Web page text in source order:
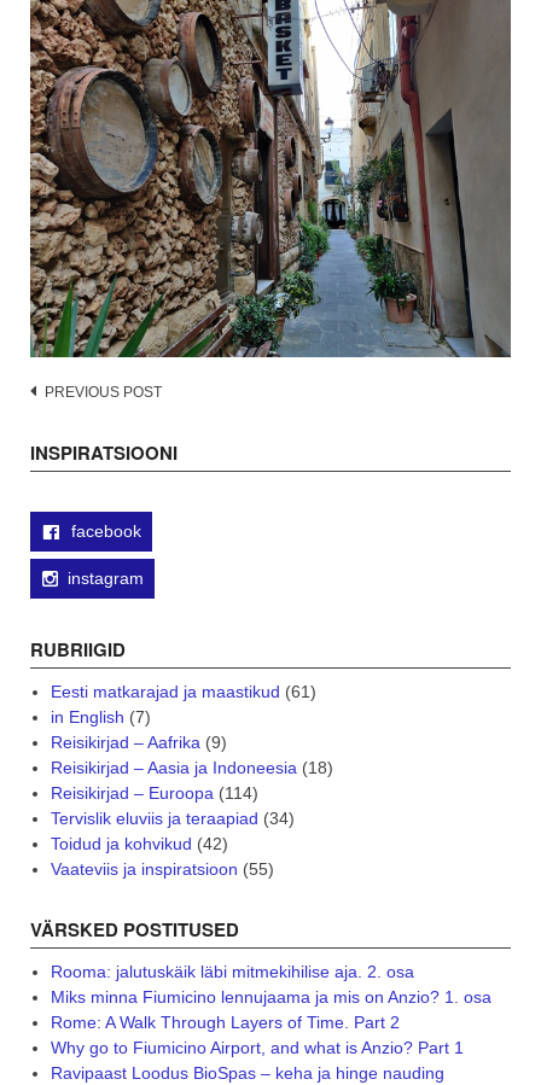
Post
PREVIOUS POST
INSPIRATSIOONI
facebook
instagram
RUBRIIGID
Eesti matkarajad ja maastikud (61)
in English (7)
Reisikirjad – Aafrika(9)
Reisikirjad – Aasia ja Indoneesia(18)
Reisikirjad – Euroopa(114)
Tervislik eluviis ja teraapiad (34)
Toidud ja kohvikud (42)
Vaateviis ja inspiratsioon (55)
VÄRSKED POSTITUSED
Rooma: jalutuskäik läbi mitmekihilise aja. 2. osa
Miks minna Fiumicino lennujaama ja mis on Anzio? 1. osa
Rome: A Walk Through Layers of Time. Part 2
Why go to Fiumicino Airport, and what is Anzio? Part 1
Ravipaast Loodus BioSpas – keha ja hinge nauding